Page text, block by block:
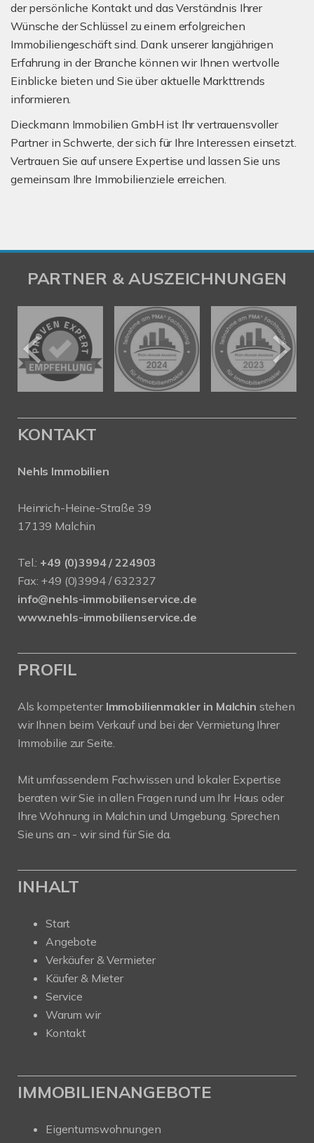
der persönliche Kontakt und das Verständnis Ihrer
Wünsche der Schlüssel zu einem erfolgreichen
Immobiliengeschäft sind. Dank unserer langjährigen
Erfahrung in der Branche können wir Ihnen wertvolle
Einblicke bieten und Sie über aktuelle Markttrends
informieren.
Dieckmann Immobilien GmbH ist Ihr vertrauensvoller
Partner in Schwerte, der sich für Ihre Interessen einsetzt.
Vertrauen Sie auf unsere Expertise und lassen Sie uns
gemeinsam Ihre Immobilienziele erreichen.
PARTNER & AUSZEICHNUNGEN
KONTAKT
Nehls Immobilien
Heinrich-Heine-Straße 39
17139 Malchin
Tel.: +49 (0)3994 / 224903
Fax: +49 (0)3994 / 632327
info@nehls-immobilienservice.de
www.nehls-immobilienservice.de
PROFIL
Als kompetenter Immobilienmakler in Malchin stehen
wir Ihnen beim Verkauf und bei der Vermietung Ihrer
Immobilie zur Seite.
Mit umfassendem Fachwissen und lokaler Expertise
beraten wir Sie in allen Fragen rund um Ihr Haus oder
Ihre Wohnung in Malchin und Umgebung. Sprechen
Sie uns an - wir sind für Sie da.
INHALT
Start
Angebote
Verkäufer & Vermieter
Käufer & Mieter
Service
Warum wir
Kontakt
IMMOBILIENANGEBOTE
Eigentumswohnungen